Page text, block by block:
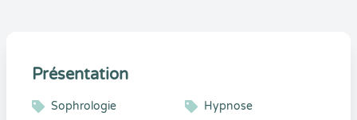
Présentation
Sophrologie Hypnose